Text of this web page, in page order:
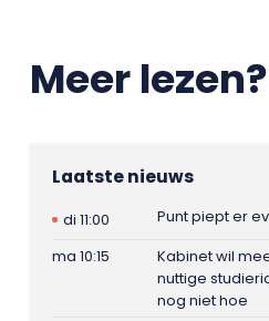
Meer lezen?
Laatste nieuws
di 11:00
Punt piept er
ma 10:15
Kabinet wil
nuttige
nog niet hoe